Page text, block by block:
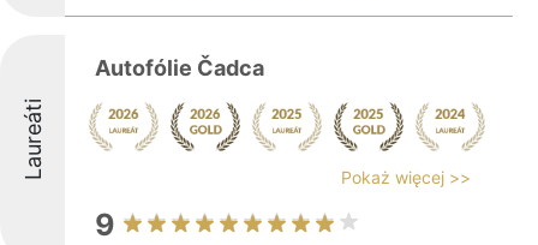
Laureáti
Autofólie Čadca
Pokaż więcej >>
9